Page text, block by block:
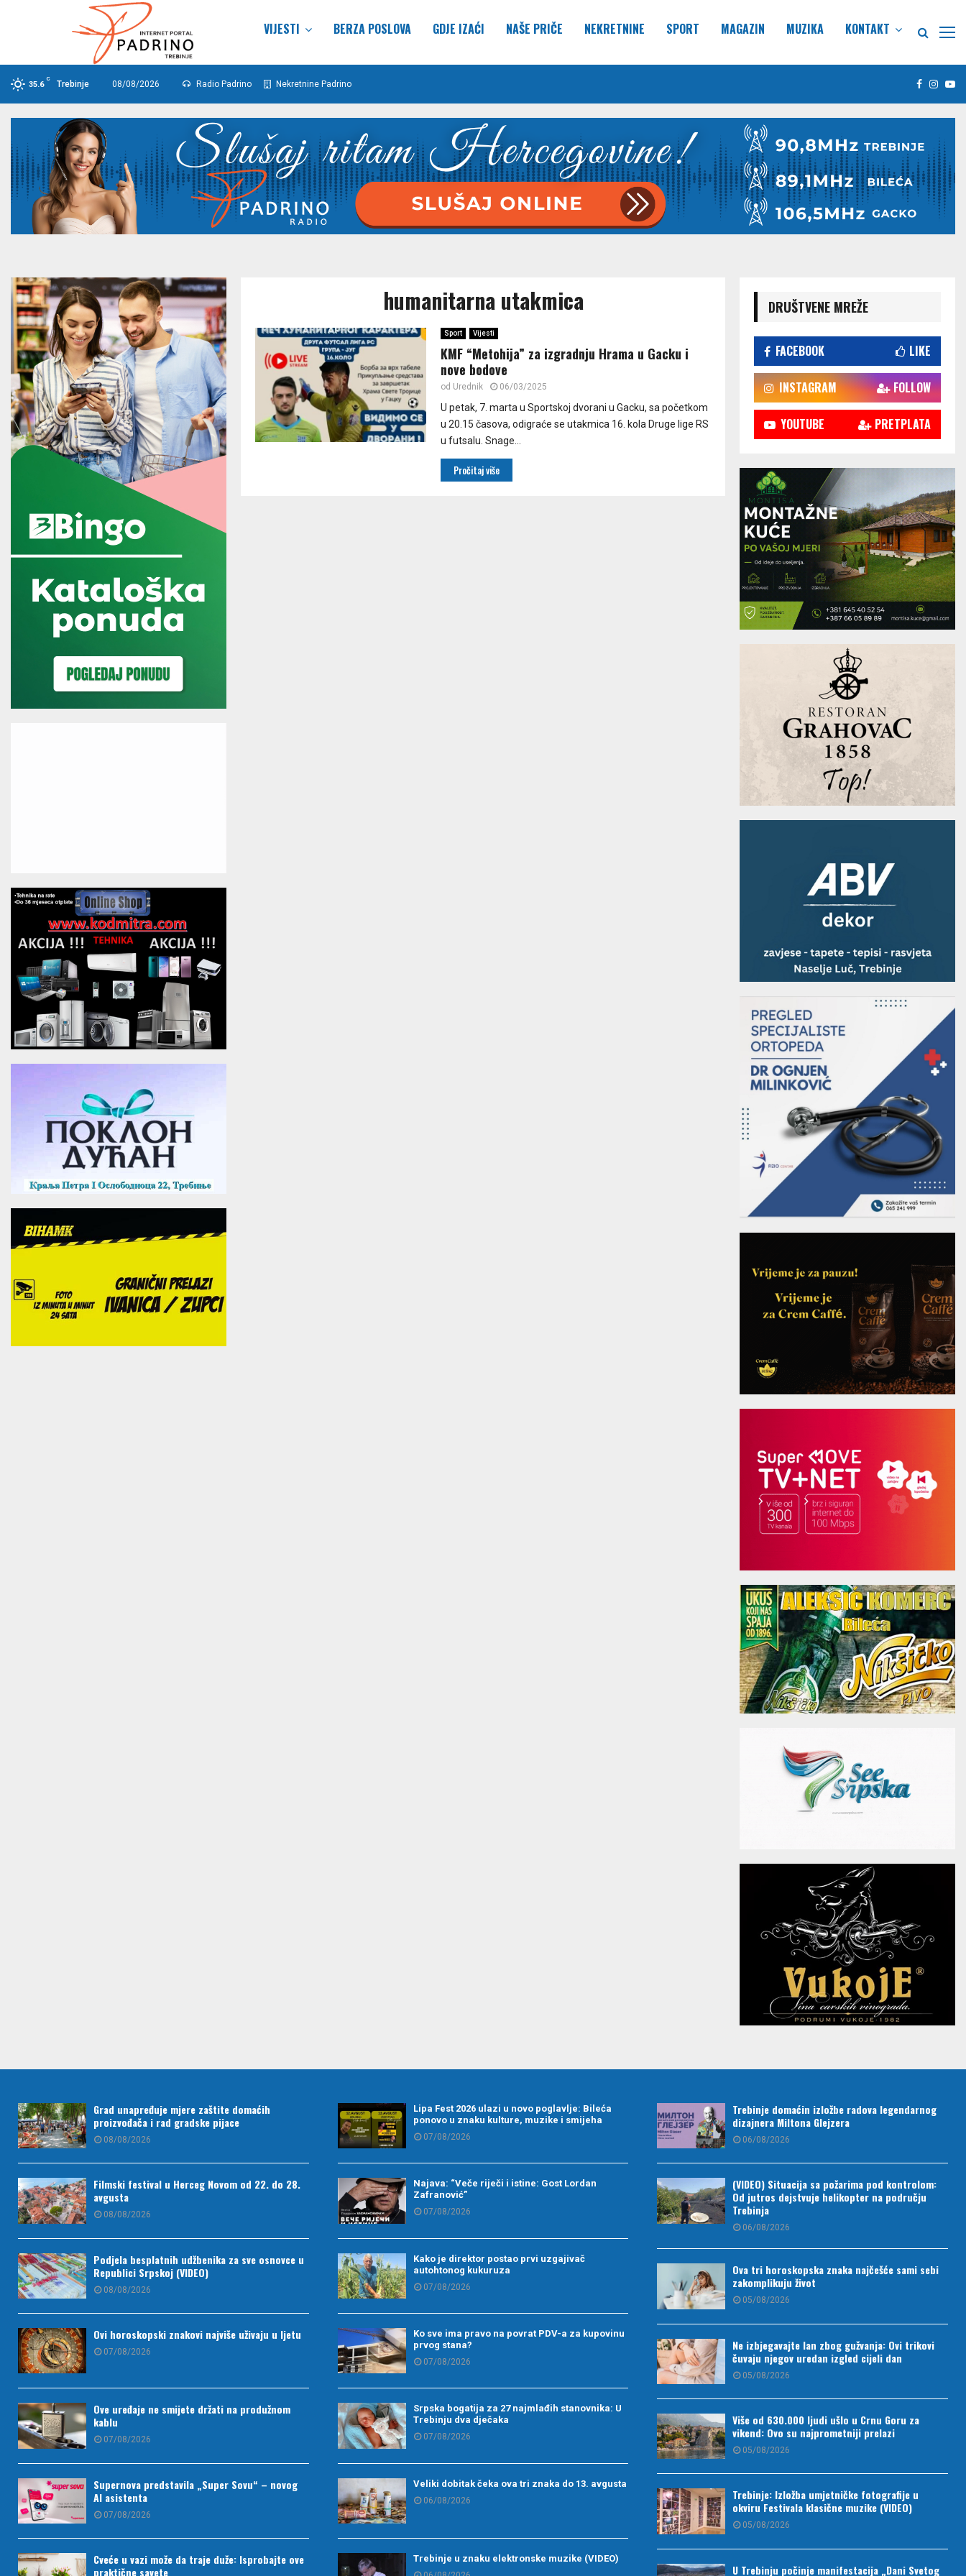
VIJESTI BERZA POSLOVA GDJE IZAĆI NAŠE PRIČE NEKRETNINE SPORT MAGAZIN MUZIKA KONTAKT
35.6
C
Trebinje 08/08/2026 Radio Padrino Nekretnine Padrino Facebook
humanitarna utakmica
Sport Vijesti
KMF “Metohija” za izgradnju Hrama u Gacku i
nove bodove
od Urednik 06/03/2025
U petak, 7. marta u Sportskoj dvorani u Gacku, sa početkom
u 20.15 časova, odigraće se utakmica 16. kola Druge lige RS
u futsalu. Snage...
Pročitaj više
DRUŠTVENE MREŽE
FACEBOOK LIKE
INSTAGRAM FOLLOW
YOUTUBE PRETPLATA
Grad unapređuje mjere zaštite domaćih
proizvođača i rad gradske pijace
08/08/2026
Filmski festival u Herceg Novom od 22. do 28.
avgusta
08/08/2026
Podjela besplatnih udžbenika za sve osnovce u
Republici Srpskoj (VIDEO)
08/08/2026
Ovi horoskopski znakovi najviše uživaju u ljetu
07/08/2026
Ove uređaje ne smijete držati na produžnom
kablu
07/08/2026
Supernova predstavila „Super Sovu“ – novog
AI asistenta
07/08/2026
Cveće u vazi može da traje duže: Isprobajte ove
praktične savete
Lipa Fest 2026 ulazi u novo poglavlje: Bileća
ponovo u znaku kulture, muzike i smijeha
07/08/2026
Najava: “Veče riječi i istine: Gost Lordan
Zafranović”
07/08/2026
Kako je direktor postao prvi uzgajivač
autohtonog kukuruza
07/08/2026
Ko sve ima pravo na povrat PDV-a za kupovinu
prvog stana?
07/08/2026
Srpska bogatija za 27 najmlađih stanovnika: U
Trebinju dva dječaka
07/08/2026
Veliki dobitak čeka ova tri znaka do 13. avgusta
06/08/2026
Trebinje u znaku elektronske muzike (VIDEO)
Trebinje domaćin izložbe radova legendarnog
dizajnera Miltona Glejzera
06/08/2026
(VIDEO) Situacija sa požarima pod kontrolom:
Od jutros dejstvuje helikopter na području
Trebinja
06/08/2026
Ova tri horoskopska znaka najčešće sami sebi
zakomplikuju život
05/08/2026
Ne izbjegavajte lan zbog gužvanja: Ovi trikovi
čuvaju njegov uredan izgled cijeli dan
05/08/2026
Više od 630.000 ljudi ušlo u Crnu Goru za
vikend: Ovo su najprometniji prelazi
05/08/2026
Trebinje: Izložba umjetničke fotografije u
okviru Festivala klasične muzike (VIDEO)
05/08/2026
U Trebinju počinje manifestacija „Dani Svetog